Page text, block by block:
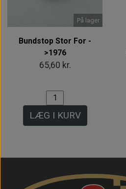
På lager
Bundstop Stor For -
>1976
65,60 kr.
LÆG I KURV